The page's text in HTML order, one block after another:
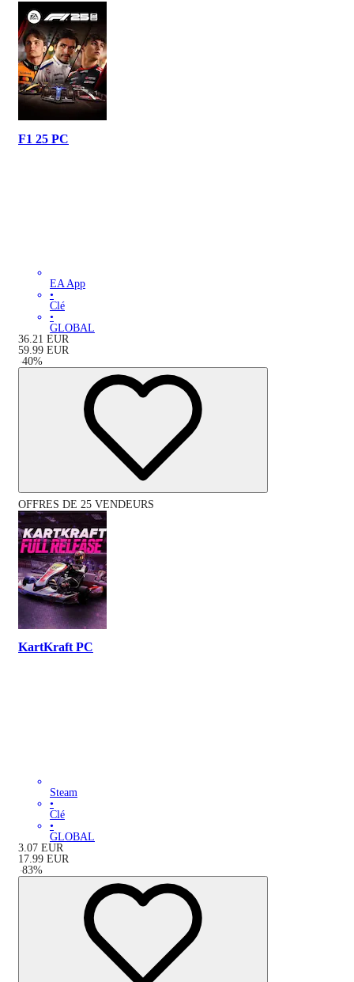
F1 25 PC
EA App
•
Clé
•
GLOBAL
36.21 EUR
59.99 EUR
-40%
OFFRES DE 25 VENDEURS
KartKraft PC
Steam
•
Clé
•
GLOBAL
3.07 EUR
17.99 EUR
-83%